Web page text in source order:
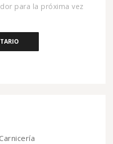
para la próxima vez